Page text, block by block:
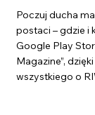
Poczuj ducha
postaci – gdzie i
Google Play
Magazine”,
wszystkiego o